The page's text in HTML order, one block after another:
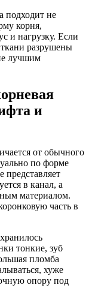
подходит не
корня,
и нагрузку. Если
разрушены
лучшим
и
от обычного
по форме
представляет
в канал, а
материалом.
часть в
тонкие, зуб
пломба
хуже
опору под